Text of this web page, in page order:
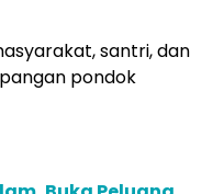
santri, dan
pondok